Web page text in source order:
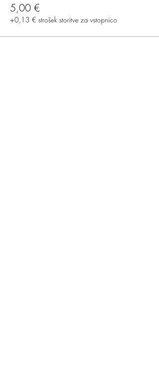
5,00 €
+0,13 € strošek storitve za vstopnico